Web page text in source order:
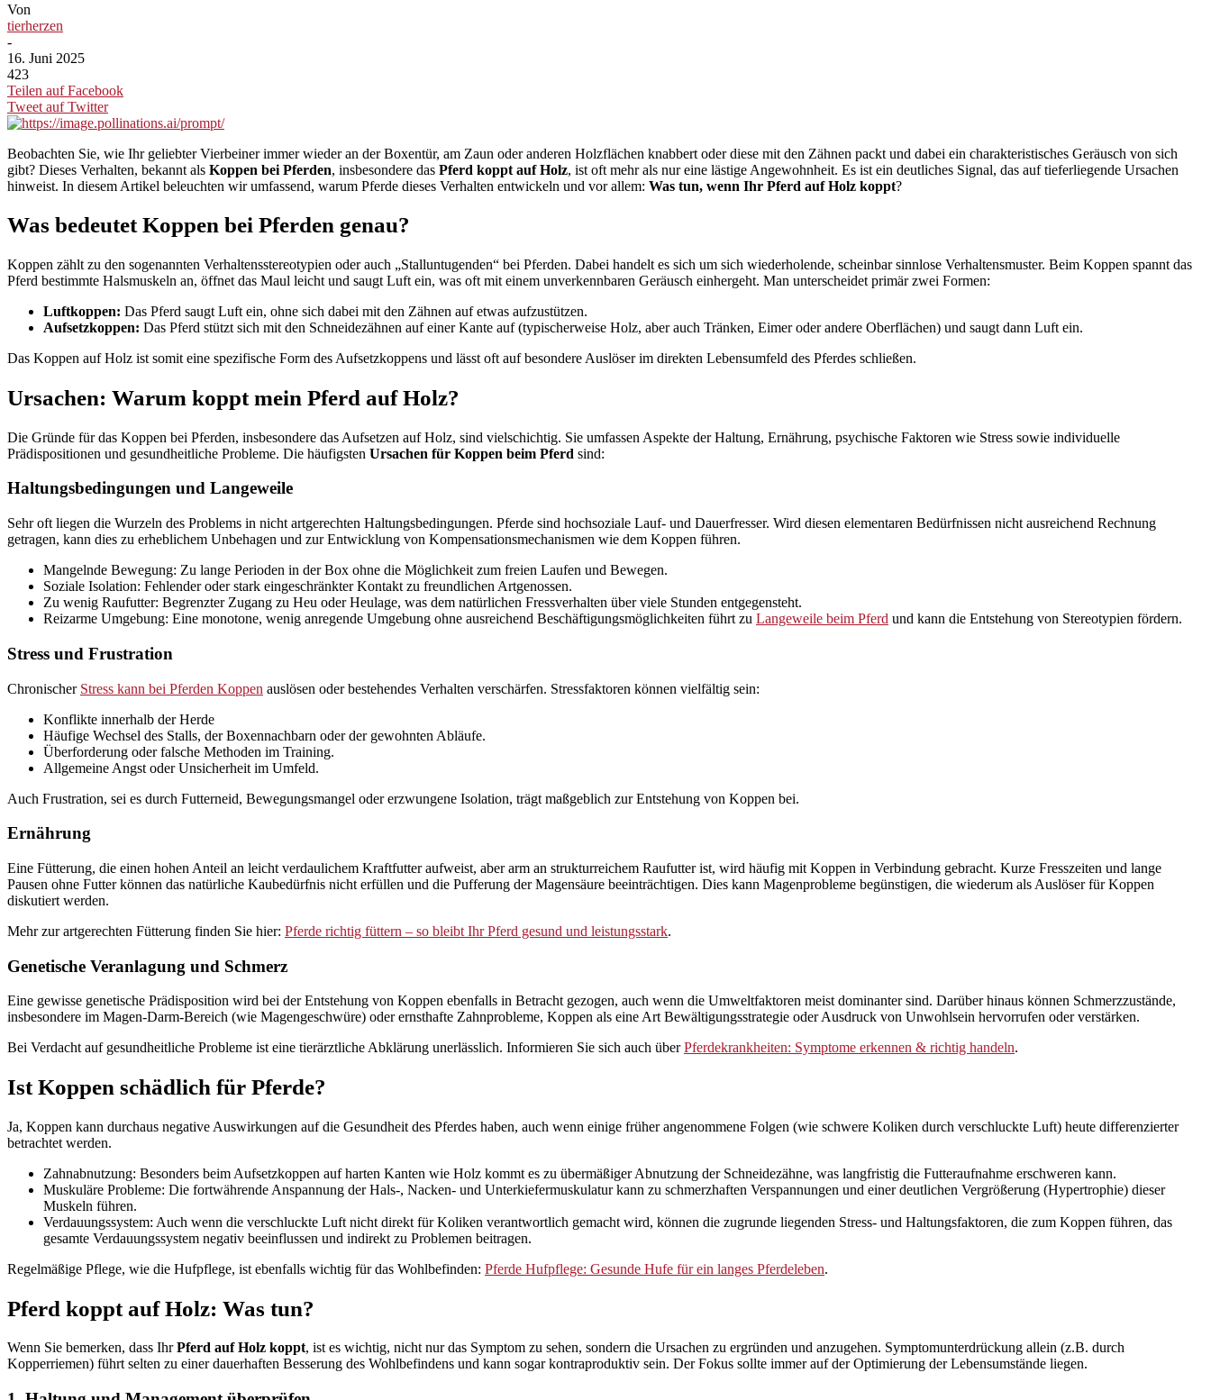
Von
tierherzen
-
16. Juni 2025
423
Teilen auf Facebook
Tweet auf Twitter
Beobachten Sie, wie Ihr geliebter Vierbeiner immer wieder an der Boxentür, am Zaun oder anderen Holzflächen knabbert oder diese mit den Zähnen packt und dabei ein charakteristisches Geräusch von sich
gibt? Dieses Verhalten, bekannt als Koppen bei Pferden, insbesondere das Pferd koppt auf Holz, ist oft mehr als nur eine lästige Angewohnheit. Es ist ein deutliches Signal, das auf tieferliegende Ursachen
hinweist. In diesem Artikel beleuchten wir umfassend, warum Pferde dieses Verhalten entwickeln und vor allem: Was tun, wenn Ihr Pferd auf Holz koppt?
Was bedeutet Koppen bei Pferden genau?
Koppen zählt zu den sogenannten Verhaltensstereotypien oder auch „Stalluntugenden“ bei Pferden. Dabei handelt es sich um sich wiederholende, scheinbar sinnlose Verhaltensmuster. Beim Koppen spannt das
Pferd bestimmte Halsmuskeln an, öffnet das Maul leicht und saugt Luft ein, was oft mit einem unverkennbaren Geräusch einhergeht. Man unterscheidet primär zwei Formen:
Luftkoppen: Das Pferd saugt Luft ein, ohne sich dabei mit den Zähnen auf etwas aufzustützen.
Aufsetzkoppen: Das Pferd stützt sich mit den Schneidezähnen auf einer Kante auf (typischerweise Holz, aber auch Tränken, Eimer oder andere Oberflächen) und saugt dann Luft ein.
Das Koppen auf Holz ist somit eine spezifische Form des Aufsetzkoppens und lässt oft auf besondere Auslöser im direkten Lebensumfeld des Pferdes schließen.
Ursachen: Warum koppt mein Pferd auf Holz?
Die Gründe für das Koppen bei Pferden, insbesondere das Aufsetzen auf Holz, sind vielschichtig. Sie umfassen Aspekte der Haltung, Ernährung, psychische Faktoren wie Stress sowie individuelle
Prädispositionen und gesundheitliche Probleme. Die häufigsten Ursachen für Koppen beim Pferd sind:
Haltungsbedingungen und Langeweile
Sehr oft liegen die Wurzeln des Problems in nicht artgerechten Haltungsbedingungen. Pferde sind hochsoziale Lauf- und Dauerfresser. Wird diesen elementaren Bedürfnissen nicht ausreichend Rechnung
getragen, kann dies zu erheblichem Unbehagen und zur Entwicklung von Kompensationsmechanismen wie dem Koppen führen.
Mangelnde Bewegung: Zu lange Perioden in der Box ohne die Möglichkeit zum freien Laufen und Bewegen.
Soziale Isolation: Fehlender oder stark eingeschränkter Kontakt zu freundlichen Artgenossen.
Zu wenig Raufutter: Begrenzter Zugang zu Heu oder Heulage, was dem natürlichen Fressverhalten über viele Stunden entgegensteht.
Reizarme Umgebung: Eine monotone, wenig anregende Umgebung ohne ausreichend Beschäftigungsmöglichkeiten führt zu Langeweile beim Pferd und kann die Entstehung von Stereotypien fördern.
Stress und Frustration
Chronischer Stress kann bei Pferden Koppen auslösen oder bestehendes Verhalten verschärfen. Stressfaktoren können vielfältig sein:
Konflikte innerhalb der Herde
Häufige Wechsel des Stalls, der Boxennachbarn oder der gewohnten Abläufe.
Überforderung oder falsche Methoden im Training.
Allgemeine Angst oder Unsicherheit im Umfeld.
Auch Frustration, sei es durch Futterneid, Bewegungsmangel oder erzwungene Isolation, trägt maßgeblich zur Entstehung von Koppen bei.
Ernährung
Eine Fütterung, die einen hohen Anteil an leicht verdaulichem Kraftfutter aufweist, aber arm an strukturreichem Raufutter ist, wird häufig mit Koppen in Verbindung gebracht. Kurze Fresszeiten und lange
Pausen ohne Futter können das natürliche Kaubedürfnis nicht erfüllen und die Pufferung der Magensäure beeinträchtigen. Dies kann Magenprobleme begünstigen, die wiederum als Auslöser für Koppen
diskutiert werden.
Mehr zur artgerechten Fütterung finden Sie hier: Pferde richtig füttern – so bleibt Ihr Pferd gesund und leistungsstark.
Genetische Veranlagung und Schmerz
Eine gewisse genetische Prädisposition wird bei der Entstehung von Koppen ebenfalls in Betracht gezogen, auch wenn die Umweltfaktoren meist dominanter sind. Darüber hinaus können Schmerzzustände,
insbesondere im Magen-Darm-Bereich (wie Magengeschwüre) oder ernsthafte Zahnprobleme, Koppen als eine Art Bewältigungsstrategie oder Ausdruck von Unwohlsein hervorrufen oder verstärken.
Bei Verdacht auf gesundheitliche Probleme ist eine tierärztliche Abklärung unerlässlich. Informieren Sie sich auch überPferdekrankheiten: Symptome erkennen & richtig handeln.
Ist Koppen schädlich für Pferde?
Ja, Koppen kann durchaus negative Auswirkungen auf die Gesundheit des Pferdes haben, auch wenn einige früher angenommene Folgen (wie schwere Koliken durch verschluckte Luft) heute differenzierter
betrachtet werden.
Zahnabnutzung: Besonders beim Aufsetzkoppen auf harten Kanten wie Holz kommt es zu übermäßiger Abnutzung der Schneidezähne, was langfristig die Futteraufnahme erschweren kann.
Muskuläre Probleme: Die fortwährende Anspannung der Hals-, Nacken- und Unterkiefermuskulatur kann zu schmerzhaften Verspannungen und einer deutlichen Vergrößerung (Hypertrophie) dieser
Muskeln führen.
Verdauungssystem: Auch wenn die verschluckte Luft nicht direkt für Koliken verantwortlich gemacht wird, können die zugrunde liegenden Stress- und Haltungsfaktoren, die zum Koppen führen, das
gesamte Verdauungssystem negativ beeinflussen und indirekt zu Problemen beitragen.
Regelmäßige Pflege, wie die Hufpflege, ist ebenfalls wichtig für das Wohlbefinden: Pferde Hufpflege: Gesunde Hufe für ein langes Pferdeleben.
Pferd koppt auf Holz: Was tun?
Wenn Sie bemerken, dass IhrPferd auf Holz koppt, ist es wichtig, nicht nur das Symptom zu sehen, sondern die Ursachen zu ergründen und anzugehen. Symptomunterdrückung allein (z.B. durch
Kopperriemen) führt selten zu einer dauerhaften Besserung des Wohlbefindens und kann sogar kontraproduktiv sein. Der Fokus sollte immer auf der Optimierung der Lebensumstände liegen.